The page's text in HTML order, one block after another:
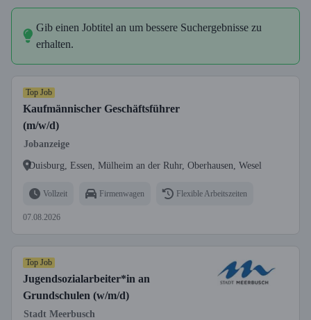
Gib einen Jobtitel an um bessere Suchergebnisse zu
erhalten.
Top Job
Kaufmännischer Geschäftsführer
(m/w/d)
Jobanzeige
Duisburg, Essen, Mülheim an der Ruhr, Oberhausen, Wesel
Vollzeit Firmenwagen Flexible Arbeitszeiten
07.08.2026
Top Job
Jugendsozialarbeiter*in an
Grundschulen (w/m/d)
Stadt Meerbusch